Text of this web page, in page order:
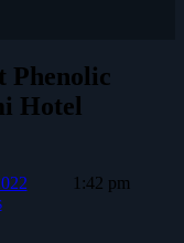
Phenolic
Hotel
1:42 pm